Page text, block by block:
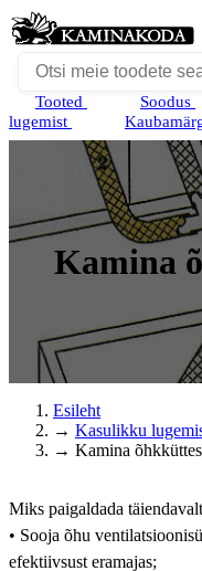
Tooted Soodus
lugemist
Kamina
Esileht
→ Kasulikku
→ Kamina
Miks paigaldada
• Sooja õhu
efektiivsust eramajas;